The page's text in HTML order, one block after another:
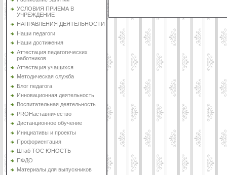
УСЛОВИЯ ПРИЕМА В
УЧРЕЖДЕНИЕ
НАПРАВЛЕНИЯ ДЕЯТЕЛЬНОСТИ
Наши педагоги
Наши достижения
Аттестация педагогических
работников
Аттестация учащихся
Методическая служба
Блог педагога
Инновационная деятельность
Воспитательная деятельность
PROНаставничество
Дистанционное обучение
Инициативы и проекты
Профориентация
Штаб ТОС ЮНОСТЬ
ПФДО
Материалы для выпускников